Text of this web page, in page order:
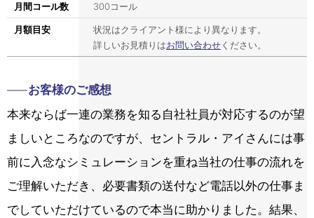
月間コール数 300コール
月額目安
状況はクライアント様により異なります。
詳しいお見積りはお問い合わせください。
お客様のご感想
本来ならば一連の業務を知る自社社員が対応するのが望
ましいところなのですが、セントラル・アイさんには事
前に入念なシミュレーションを重ね当社の仕事の流れを
ご理解いただき、必要書類の送付など電話以外の仕事ま
でしていただけているので本当に助かりました。結果、